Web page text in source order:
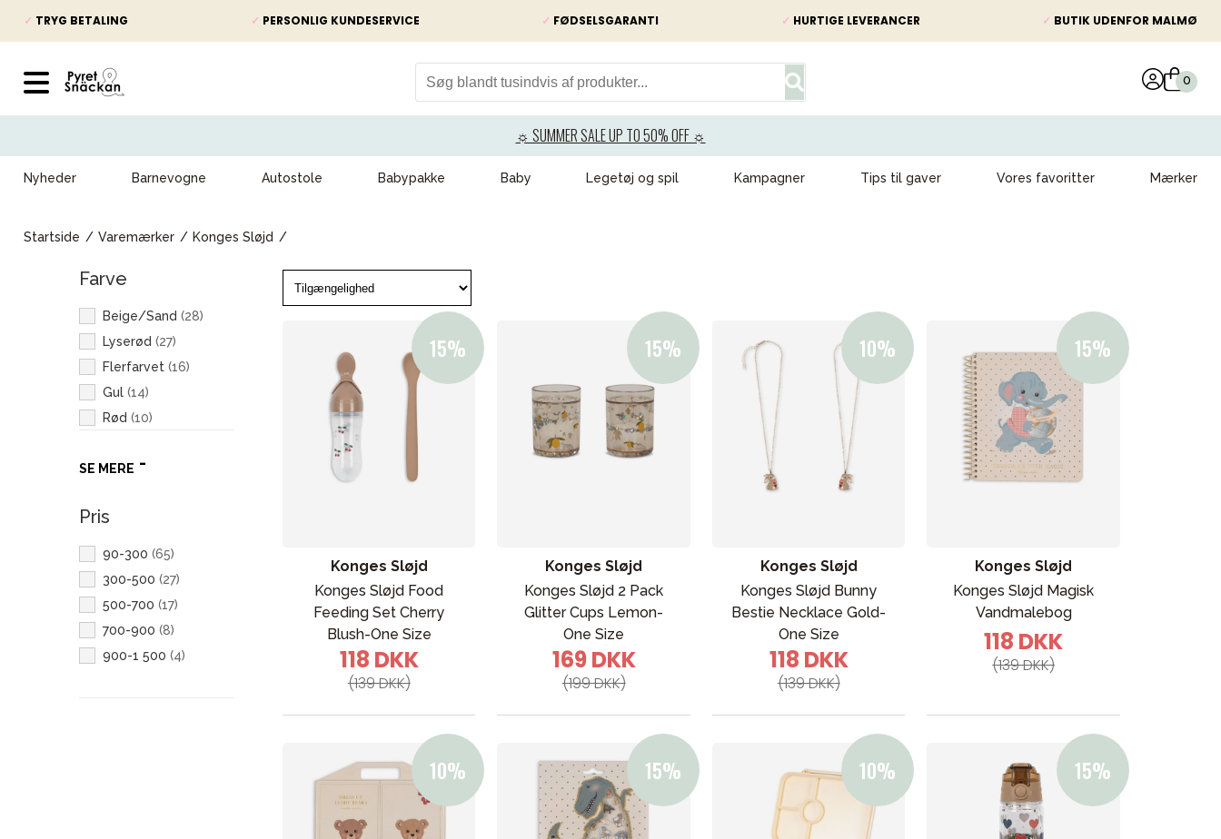
✓ TRYG BETALING ✓ PERSONLIG KUNDESERVICE ✓ FØDSELSGARANTI ✓ HURTIGE LEVERANCER ✓ BUTIK UDENFOR MALMØ
☼ SUMMER SALE UP TO 50% OFF ☼
Nyheder Barnevogne Autostole Babypakke Baby Legetøj og spil Kampagner Tips til gaver Vores favoritter Mærker
Startside Varemærker Konges Sløjd
Farve
Beige/Sand (28)
Lyserød (27)
Flerfarvet (16)
Gul (14)
Rød (10)
Grøn( 5
Hvid
SE MERE
Pris
90-300 (65)
300-500 (27)
500-700 (17)
700-900 (8)
900-1 500 (4)
Konges Sløjd
Konges Sløjd Food
Feeding Set Cherry
Blush-One Size
118 DKK
(139 DKK)
Konges Sløjd
Konges Sløjd 2 Pack
Glitter Cups Lemon-
One Size
169 DKK
(199 DKK)
Konges Sløjd
Konges Sløjd Bunny
Bestie Necklace Gold-
One Size
118 DKK
(139 DKK)
Konges Sløjd
Konges Sløjd Magisk
Vandmalebog
118 DKK
(139 DKK)